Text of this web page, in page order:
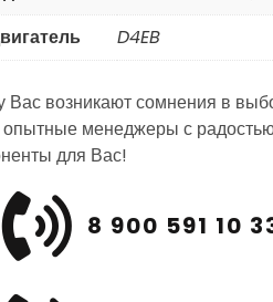
D4EB
Вас возникают сомнения в
менеджеры с
для Вас!
8 900 591 10